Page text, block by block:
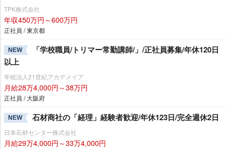
TPK株式会社
年収450万円～600万円
正社員 / 東京都
NEW
「学校職員/トリマー常勤講師/」/正社員募集/年休120日
以上
学校法人21世紀アカデメイア
月給28万4,000円～38万円
正社員 / 大阪府
NEW 石材商社の「経理」経験者歓迎/年休123日/完全週休2日
日本石材センター株式会社
月給29万4,000円～33万4,000円